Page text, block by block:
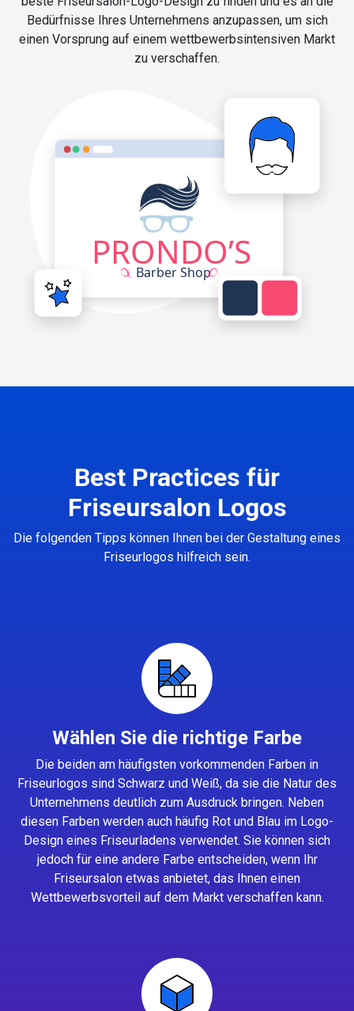
Bedürfnisse Ihres Unternehmens anzupassen, um sich
einen Vorsprung auf einem wettbewerbsintensiven Markt
zu verschaffen.
Best Practices für
Friseursalon Logos
Die folgenden Tipps können Ihnen bei der Gestaltung eines
Friseurlogos hilfreich sein.
Wählen Sie die richtige Farbe
Die beiden am häufigsten vorkommenden Farben in
Friseurlogos sind Schwarz und Weiß, da sie die Natur des
Unternehmens deutlich zum Ausdruck bringen. Neben
diesen Farben werden auch häufig Rot und Blau im Logo-
Design eines Friseurladens verwendet. Sie können sich
jedoch für eine andere Farbe entscheiden, wenn Ihr
Friseursalon etwas anbietet, das Ihnen einen
Wettbewerbsvorteil auf dem Markt verschaffen kann.